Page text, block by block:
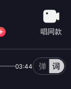
唱同款
03:44